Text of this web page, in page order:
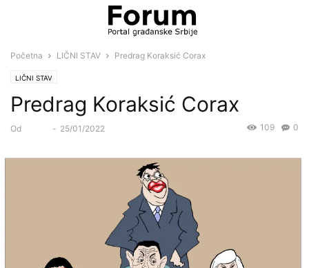
Početna LIČNI STAV Predrag Koraksić Corax
LIČNI STAV
Predrag Koraksić Corax
Od - 25/01/2022 0
109